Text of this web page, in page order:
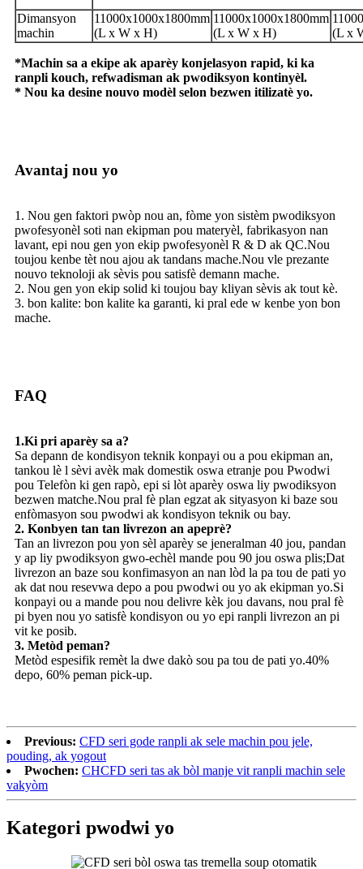
Dimansyon
machin
11000x1000x1800mm
(L x W x H)
11000x1000x1800mm
(L x W x H)
(L x
*Machin sa a ekipe ak aparèy konjelasyon rapid, ki ka
ranpli kouch, refwadisman ak pwodiksyon kontinyèl.
* Nou ka desine nouvo modèl selon bezwen itilizatè yo.
Avantaj nou yo
1. Nou gen faktori pwòp nou an, fòme yon sistèm pwodiksyon
pwofesyonèl soti nan ekipman pou materyèl, fabrikasyon nan
lavant, epi nou gen yon ekip pwofesyonèl R & D ak QC.Nou
toujou kenbe tèt nou ajou ak tandans mache.Nou vle prezante
nouvo teknoloji ak sèvis pou satisfè demann mache.
2. Nou gen yon ekip solid ki toujou bay kliyan sèvis ak tout kè.
3. bon kalite: bon kalite ka garanti, ki pral ede w kenbe yon bon
mache.
FAQ
1.Ki pri aparèy sa a?
Sa depann de kondisyon teknik konpayi ou a pou ekipman an,
tankou lè l sèvi avèk mak domestik oswa etranje pou Pwodwi
pou Telefòn ki gen rapò, epi si lòt aparèy oswa liy pwodiksyon
bezwen matche.Nou pral fè plan egzat ak sityasyon ki baze sou
enfòmasyon sou pwodwi ak kondisyon teknik ou bay.
2. Konbyen tan tan livrezon an apeprè?
Tan an livrezon pou yon sèl aparèy se jeneralman 40 jou, pandan
y ap liy pwodiksyon gwo-echèl mande pou 90 jou oswa plis;Dat
livrezon an baze sou konfimasyon an nan lòd la pa tou de pati yo
ak dat nou resevwa depo a pou pwodwi ou yo ak ekipman yo.Si
konpayi ou a mande pou nou delivre kèk jou davans, nou pral fè
pi byen nou yo satisfè kondisyon ou yo epi ranpli livrezon an pi
vit ke posib.
3. Metòd peman?
Metòd espesifik remèt la dwe dakò sou pa tou de pati yo.40%
depo, 60% peman pick-up.
Previous: CFD seri gode ranpli ak sele machin pou jele,
pouding, ak yogout
Pwochen: CHCFD seri tas ak bòl manje vit ranpli machin sele
vakyòm
Kategori pwodwi yo